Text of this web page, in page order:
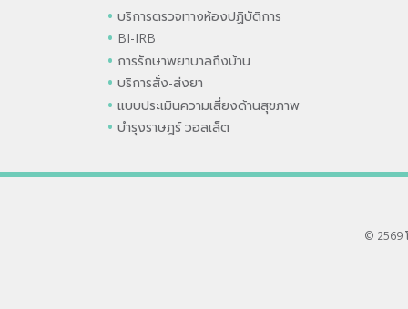
บริการตรวจทางห้องปฏิบัติการ
BI-IRB
การรักษาพยาบาลถึงบ้าน
บริการสั่ง-ส่งยา
แบบประเมินความเสี่ยงด้านสุขภาพ
บำรุงราษฎร์ วอลเล็ต
© 2569